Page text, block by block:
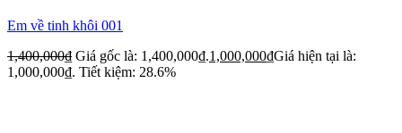
Em về tinh khôi 001
1,400,000₫ Giá gốc là: 1,400,000₫.1,000,000₫Giá hiện tại là:
1,000,000₫. Tiết kiệm: 28.6%